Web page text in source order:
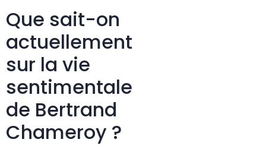
Que sait-on
actuellement
sur la vie
sentimentale
de Bertrand
Chameroy ?